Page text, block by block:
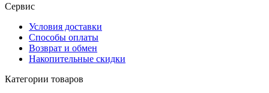
Сервис
Условия доставки
Способы оплаты
Возврат и обмен
Накопительные скидки
Категории товаров